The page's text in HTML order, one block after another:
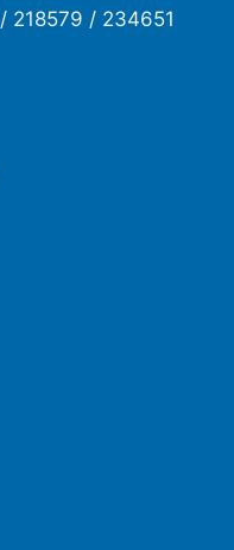
218579 / 234651